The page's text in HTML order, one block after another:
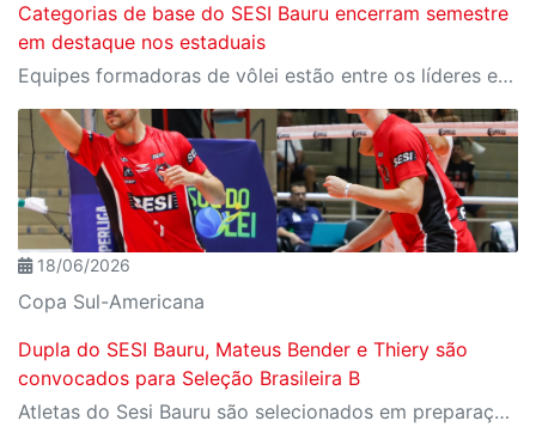
Categorias de base do SESI Bauru encerram semestre
em destaque nos estaduais
Equipes formadoras de vôlei estão entre os líderes estaduais e somam convocações para seleções brasileiras
18/06/2026
Copa Sul-Americana
Dupla do SESI Bauru, Mateus Bender e Thiery são
convocados para Seleção Brasileira B
Atletas do Sesi Bauru são selecionados em preparação para a disputa da Copa Sul-Americana